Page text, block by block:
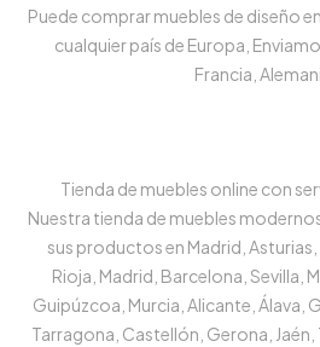
Puede comprar muebles de diseño
cualquier país de Europa,
Francia,
Tienda de muebles online con
Nuestra tienda de muebles
sus productos en Madrid,
Rioja, Madrid, Barcelona, Sevilla,
Guipúzcoa, Murcia, Alicante, Álava,
Tarragona, Castellón, Gerona, Jaén,